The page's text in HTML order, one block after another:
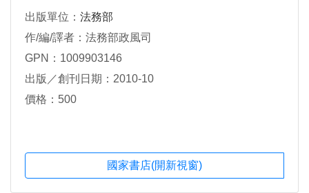
出版單位： 法務部
作/編/譯者：法務部政風司
GPN：1009903146
出版／創刊日期：2010-10
價格：500
國家書店(開新視窗)